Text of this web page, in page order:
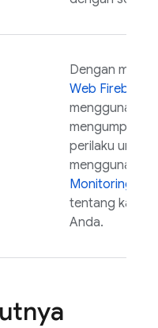
Dengan
Web Firebase
menggunakan
perilaku untuk
menggunakan
Monitoring
tentang
Anda.